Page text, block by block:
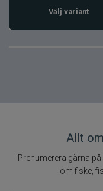
Utväxling
Max drag
Välj variant
Allt
Prenumerera gärna
om fiske,